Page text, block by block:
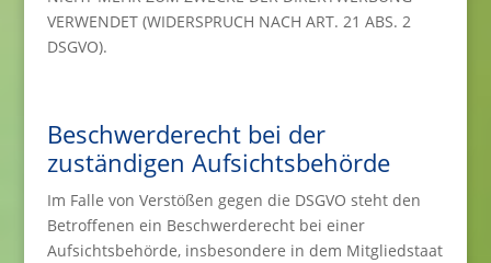
VERWENDET (WIDERSPRUCH NACH ART. 21 ABS. 2
DSGVO).
Beschwerde­recht bei der
zuständigen Aufsichts­behörde
Im Falle von Verstößen gegen die DSGVO steht den
Betroffenen ein Beschwerderecht bei einer
Aufsichtsbehörde, insbesondere in dem Mitgliedstaat